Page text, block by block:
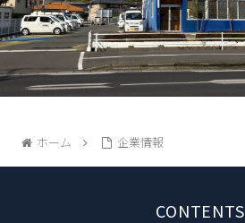
ホーム 企業情報
CONTENTS